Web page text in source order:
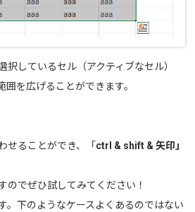
択しているセル（アクティブなセル）
を広げることができます。
せることができ、「ctrl & shift & 矢印」
のでぜひ試してみてください！
。下のようなケースよくあるのではない